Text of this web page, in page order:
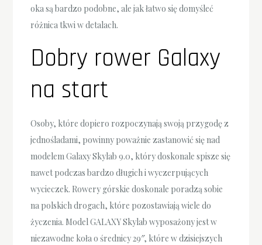
oka są bardzo podobne, ale jak łatwo się domyśleć
różnica tkwi w detalach.
Dobry rower Galaxy
na start
Osoby, które dopiero rozpoczynają swoją przygodę z
jednośladami, powinny poważnie zastanowić się nad
modelem Galaxy Skylab 9.0, który doskonale spisze się
nawet podczas bardzo długich i wyczerpujących
wycieczek. Rowery górskie doskonale poradzą sobie
na polskich drogach, które pozostawiają wiele do
życzenia. Model GALAXY Skylab wyposażony jest w
niezawodne koła o średnicy 29″, które w dzisiejszych